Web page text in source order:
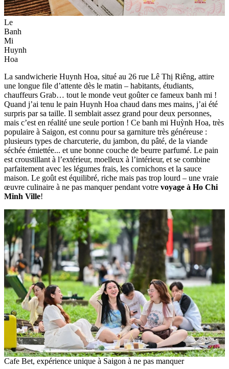
Le
Banh
Mi
Huynh
Hoa
La sandwicherie Huynh Hoa, situé au 26 rue Lê Thị Riêng, attire
une longue file d’attente dès le matin – habitants, étudiants,
chauffeurs Grab… tout le monde veut goûter ce fameux banh mi !
Quand j’ai tenu le pain Huynh Hoa chaud dans mes mains, j’ai été
surpris par sa taille. Il semblait assez grand pour deux personnes,
mais c’est en réalité une seule portion ! Ce banh mi Huỳnh Hoa, très
populaire à Saigon, est connu pour sa garniture très généreuse :
plusieurs types de charcuterie, du jambon, du pâté, de la viande
séchée émiettée... et une bonne couche de beurre parfumé. Le pain
est croustillant à l’extérieur, moelleux à l’intérieur, et se combine
parfaitement avec les légumes frais, les cornichons et la sauce
maison. Le goût est équilibré, riche mais pas trop lourd – une vraie
œuvre culinaire à ne pas manquer pendant votre voyage à Ho Chi
Minh Ville!
Cafe Bet, expérience unique à Saigon à ne pas manquer